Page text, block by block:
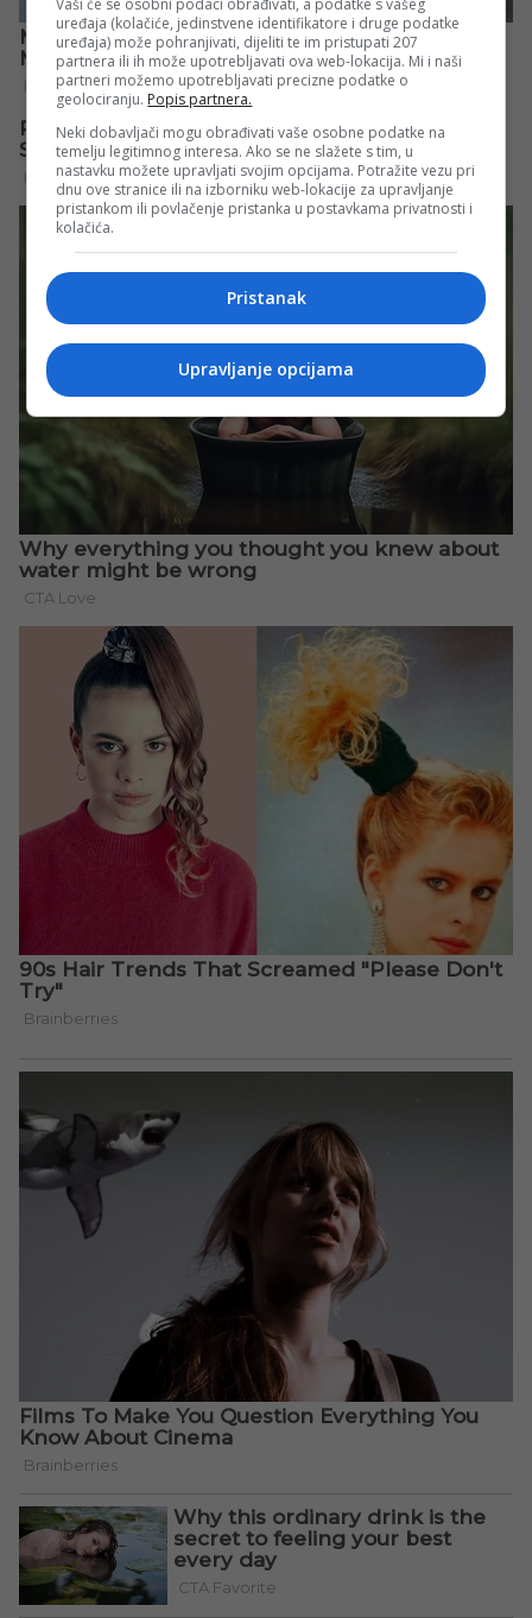
uređaja (kolačiće, jedinstvene identifikatore i druge podatke
uređaja) može pohranjivati, dijeliti te im pristupati 207
partnera ili ih može upotrebljavati ova web-lokacija. Mi i naši
partneri možemo upotrebljavati precizne podatke o
geolociranju. Popis partnera.
Neki dobavljači mogu obrađivati vaše osobne podatke na
temelju legitimnog interesa. Ako se ne slažete s tim, u
nastavku možete upravljati svojim opcijama. Potražite vezu pri
dnu ove stranice ili na izborniku web-lokacije za upravljanje
pristankom ili povlačenje pristanka u postavkama privatnosti i
kolačića.
Pristanak
Upravljanje opcijama